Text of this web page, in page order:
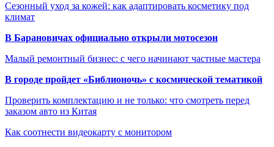
Сезонный уход за кожей: как адаптировать косметику под
климат
В Барановичах официально открыли мотосезон
Малый ремонтный бизнес: с чего начинают частные мастера
В городе пройдет «Библионочь» с космической тематикой
Проверить комплектацию и не только: что смотреть перед
заказом авто из Китая
Как соотнести видеокарту с монитором